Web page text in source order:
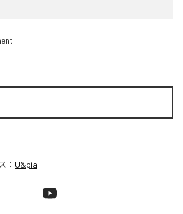
： U&pia